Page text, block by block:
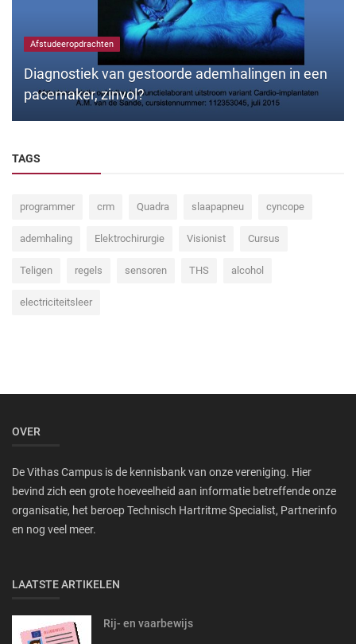
Afstudeeropdrachten
Diagnostiek van gestoorde ademhalingen in een
pacemaker, zinvol?
TAGS
programmer crm Quadra slaapapneu cyncope
ademhaling Elektrochirurgie Visionist Cursus
Teligen regels sensoren THS alcohol
electriciteitsleer
OVER
De Vithas Campus is de kennisbank van onze vereniging. Hier
bevind zich een grote hoeveelheid aan informatie betreffende onze
organisatie, het beroep Technisch Hartritme Specialist, Partnerinfo
en nog veel meer.
LAATSTE ARTIKELEN
Rij- en vaarbewijs